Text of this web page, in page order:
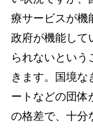
療サービスが機
政府が機能して
られないという
きます。国境な
ートなどの団体
の格差で、十分